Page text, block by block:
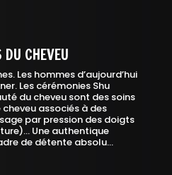
CHEVEU
Les hommes d’aujourd’hui
Les cérémonies Shu
du cheveu sont des soins
associés à des
par pression des doigts
Une authentique
de détente absolu…